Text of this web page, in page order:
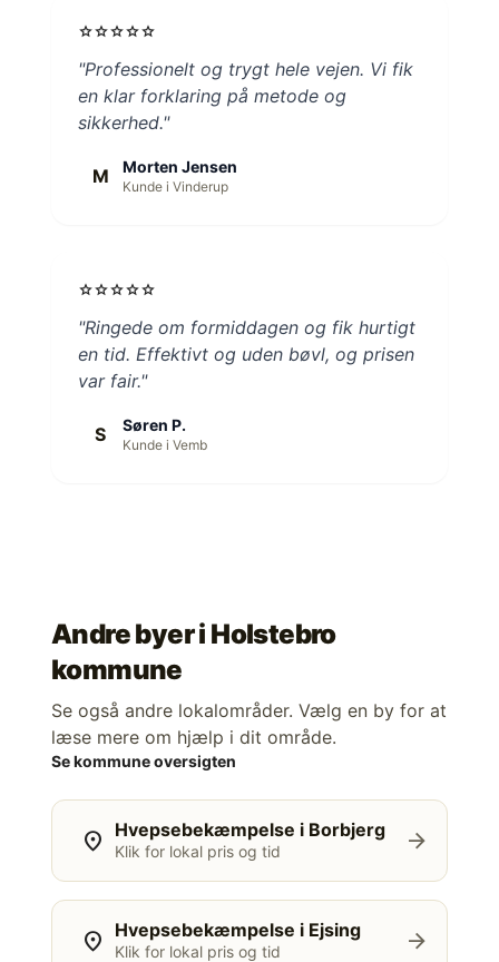
starstarstarstarstar
"Professionelt og trygt hele vejen. Vi fik
en klar forklaring på metode og
sikkerhed."
M Morten Jensen
Kunde i Vinderup
starstarstarstarstar
"Ringede om formiddagen og fik hurtigt
en tid. Effektivt og uden bøvl, og prisen
var fair."
S Søren P.
Kunde i Vemb
Andre byer i Holstebro
kommune
Se også andre lokalområder. Vælg en by for at
læse mere om hjælp i dit område.
Se kommune oversigten
location_on Hvepsebekæmpelse i Borbjerg
Klik for lokal pris og tid arrow_forward
location_on Hvepsebekæmpelse i Ejsing
Klik for lokal pris og tid arrow_forward